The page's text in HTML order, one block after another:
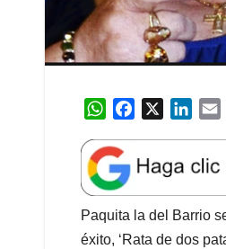
W
a
t
s
A
p
e
b
o
o
k
e
d
I
l
Paquita la del Barrio
éxito, ‘Rata de dos